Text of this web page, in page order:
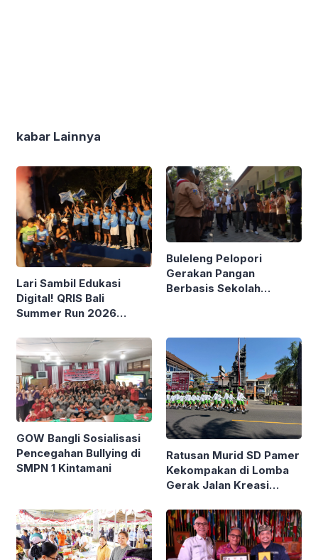
kabar Lainnya
Lari Sambil Edukasi
Digital! QRIS Bali
Summer Run 2026
Renon
Buleleng Pelopori
Gerakan Pangan
Berbasis Sekolah
GOW Bangli Sosialisasi
Pencegahan Bullying di
SMPN 1 Kintamani
Ratusan Murid SD Pamer
Kekompakan di Lomba
Gerak Jalan Kreasi